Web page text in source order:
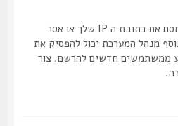
יכול להיות שמנהל המערכת חסם את כתובת ה IP שלך או אסר
המערכת יכול להפסיק את
חדשים להרשם. צור